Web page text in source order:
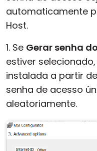
automaticamente
Host.
1. Se Gerar senha
estiver
instalada a partir
senha de acesso
aleatoriamente.